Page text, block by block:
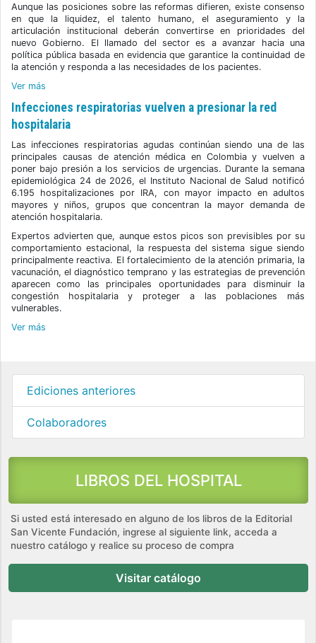
Aunque las posiciones sobre las reformas difieren, existe consenso
en que la liquidez, el talento humano, el aseguramiento y la
articulación institucional deberán convertirse en prioridades del
nuevo Gobierno. El llamado del sector es a avanzar hacia una
política pública basada en evidencia que garantice la continuidad de
la atención y responda a las necesidades de los pacientes.
Ver más
Infecciones respiratorias vuelven a presionar la red
hospitalaria
Las infecciones respiratorias agudas continúan siendo una de las
principales causas de atención médica en Colombia y vuelven a
poner bajo presión a los servicios de urgencias. Durante la semana
epidemiológica 24 de 2026, el Instituto Nacional de Salud notificó
6.195 hospitalizaciones por IRA, con mayor impacto en adultos
mayores y niños, grupos que concentran la mayor demanda de
atención hospitalaria.
Expertos advierten que, aunque estos picos son previsibles por su
comportamiento estacional, la respuesta del sistema sigue siendo
principalmente reactiva. El fortalecimiento de la atención primaria, la
vacunación, el diagnóstico temprano y las estrategias de prevención
aparecen como las principales oportunidades para disminuir la
congestión hospitalaria y proteger a las poblaciones más
vulnerables.
Ver más
Ediciones anteriores
Colaboradores
LIBROS DEL HOSPITAL
Si usted está interesado en alguno de los libros de la Editorial
San Vicente Fundación, ingrese al siguiente link, acceda a
nuestro catálogo y realice su proceso de compra
Visitar catálogo